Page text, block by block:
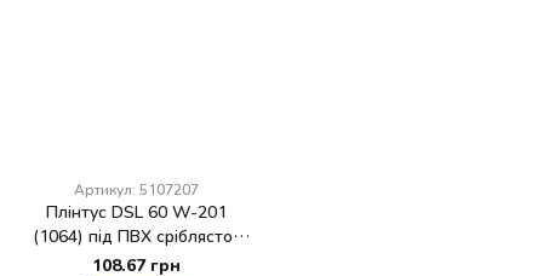
Артикул: 5107207
Плінтус DSL 60 W-201
(1064) під ПВХ сріблясто-
сірий
108.67 грн